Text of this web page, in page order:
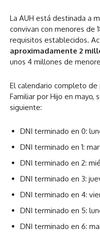
La AUH está destinada a
convivan con menores de
requisitos establecidos.
aproximadamente 2
unos 4 millones de
El calendario completo de
Familiar por Hijo en mayo,
siguiente:
DNI terminado en 0:
DNI terminado en 1:
DNI terminado en 2:
DNI terminado en 3:
DNI terminado en 4:
DNI terminado en 5:
DNI terminado en 6: